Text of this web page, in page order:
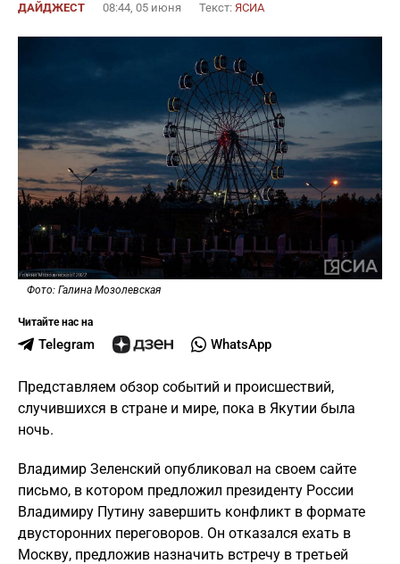
ДАЙДЖЕСТ 08:44, 05 июня Текст: ЯСИА
Фото: Галина Мозолевская
Читайте нас на
Telegram WhatsApp
Представляем обзор событий и происшествий,
случившихся в стране и мире, пока в Якутии была
ночь.
Владимир Зеленский опубликовал на своем сайте
письмо, в котором предложил президенту России
Владимиру Путину завершить конфликт в формате
двусторонних переговоров. Он отказался ехать в
Москву, предложив назначить встречу в третьей